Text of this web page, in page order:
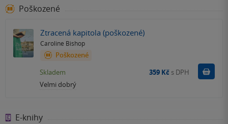
Poškozené
Ztracená kapitola (poškozené)
Caroline Bishop
Poškozené
Velmi dobrý
Skladem 359 Kč s DPH
E-knihy